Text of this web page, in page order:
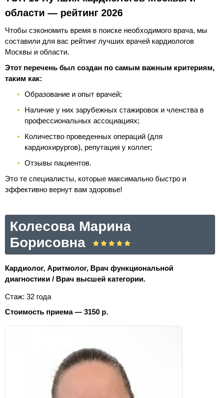
области — рейтинг 2026
Чтобы сэкономить время в поиске необходимого врача, мы
составили для вас рейтинг лучших врачей кардиологов
Москвы и области.
Этот перечень был создан по самым важным критериям,
таким как:
Образование и опыт врачей;
Наличие у них зарубежных стажировок и членства в
профессиональных ассоциациях;
Количество проведенных операций (для
кардиохирургов), репутация у коллег;
Отзывы пациентов.
Это те специалисты, которые максимально быстро и
эффективно вернут вам здоровье!
Колесова Марина
Борисовна
Кардиолог, Аритмолог, Врач функциональной
диагностики / Врач высшей категории.
Стаж: 32 года
Стоимость приема — 3150 р.